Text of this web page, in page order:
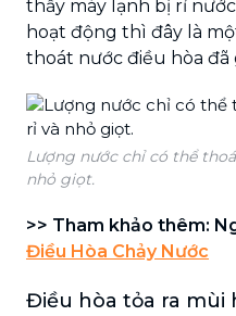
thấy máy lạnh bị rỉ
hoạt động thì đây là
thoát nước điều hòa đã
Lượng nước chỉ có thể
nhỏ giọt.
>> Tham khảo thêm:
Điều Hòa Chảy Nước
Điều hòa tỏa ra mùi